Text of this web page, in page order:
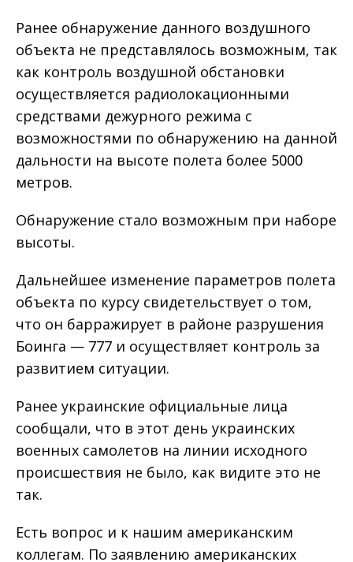
Ранее обнаружение данного воздушного
объекта не представлялось возможным, так
как контроль воздушной обстановки
осуществляется радиолокационными
средствами дежурного режима с
возможностями по обнаружению на данной
дальности на высоте полета более 5000
метров.
Обнаружение стало возможным при наборе
высоты.
Дальнейшее изменение параметров полета
объекта по курсу свидетельствует о том,
что он барражирует в районе разрушения
Боинга — 777 и осуществляет контроль за
развитием ситуации.
Ранее украинские официальные лица
сообщали, что в этот день украинских
военных самолетов на линии исходного
происшествия не было, как видите это не
так.
Есть вопрос и к нашим американским
коллегам. По заявлению американских